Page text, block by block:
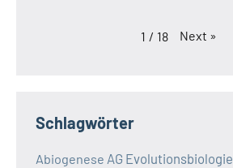
1 / 18 Next »
Schlagwörter
Abiogenese AG Evolutionsbiologie